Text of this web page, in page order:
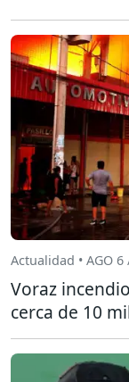
Actualidad • AGO 6
Voraz
cerca de 10